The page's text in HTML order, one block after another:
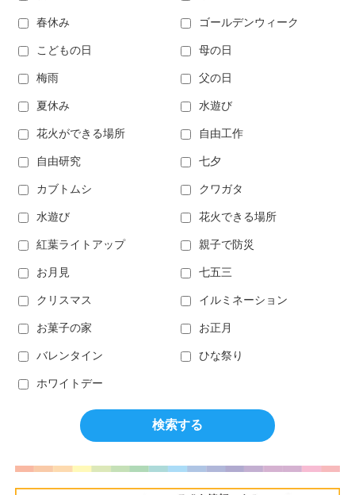
春休み ゴールデンウィーク
こどもの日 母の日
梅雨 父の日
夏休み 水遊び
花火ができる場所 自由工作
自由研究 七夕
カブトムシ クワガタ
水遊び 花火できる場所
紅葉ライトアップ 親子で防災
お月見 七五三
クリスマス イルミネーション
お菓子の家 お正月
バレンタイン ひな祭り
ホワイトデー